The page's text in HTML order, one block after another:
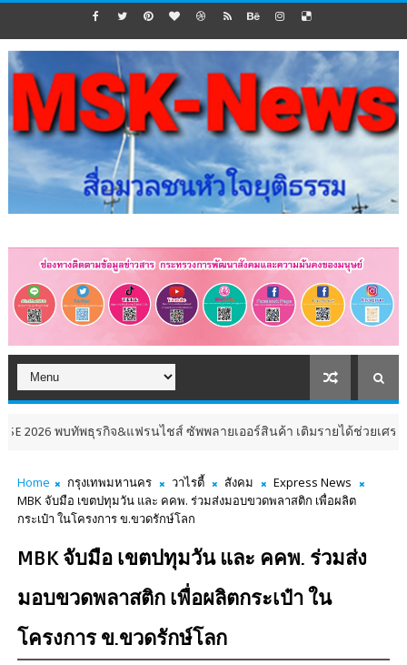
พบทัพธุรกิจ&แฟรนไชส์ ซัพพลายเออร์สินค้า เติมรายได้ช่วยเศรษฐกิจไทย
Home กรุงเทพมหานคร วาไรตี้ สังคม
Express News
MBK จับมือ เขตปทุมวัน และ คคพ. ร่วมส่งมอบขวดพลาสติก เพื่อผลิต
กระเป๋า ในโครงการ ข.ขวดรักษ์โลก
MBK จับมือ เขตปทุมวัน และ คคพ. ร่วมส่ง
มอบขวดพลาสติก เพื่อผลิตกระเป๋า ใน
โครงการ ข.ขวดรักษ์โลก